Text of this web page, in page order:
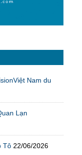
Nam du
Lạn
Tô 22/06/2026